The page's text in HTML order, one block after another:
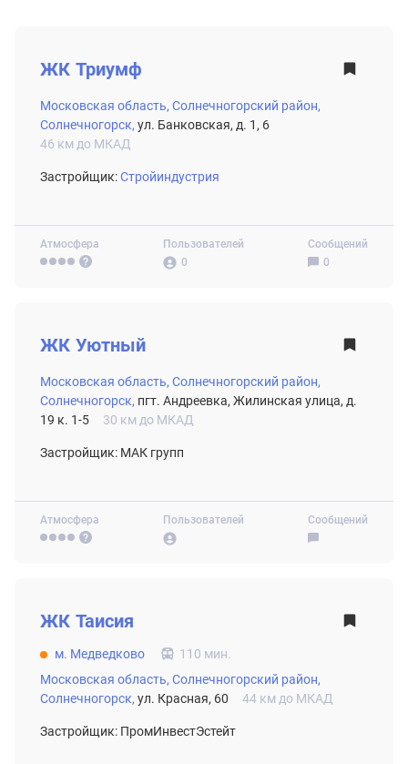
ВТОРИЧНЫЙ РЫНОК
Атмосфера
Пользователей
0
Сообщений
0
ЖК Триумф
Московская область, Солнечногорский район,
Солнечногорск, ул. Банковская, д. 1, 6
46 км до МКАД
Застройщик:Стройиндустрия
ВТОРИЧНЫЙ РЫНОК
Атмосфера Пользователей Сообщений
ЖК Уютный
Московская область, Солнечногорский район,
Солнечногорск, пгт. Андреевка, Жилинская улица, д.
19 к. 1-5
30 км до МКАД
Застройщик: МАК групп
ЖК Таисия
м. Медведково
110 мин.
Московская область, Солнечногорский район,
Солнечногорск, ул. Красная, 60 44 км до МКАД
Застройщик: ПромИнвестЭстейт